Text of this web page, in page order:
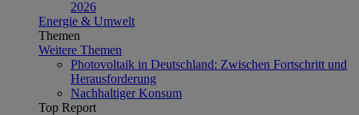
2026
Energie & Umwelt
Themen
Weitere Themen
Photovoltaik in Deutschland: Zwischen Fortschritt und
Herausforderung
Nachhaltiger Konsum
Top Report